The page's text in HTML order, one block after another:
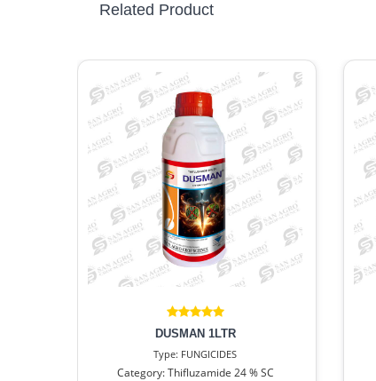
Related Product
DUSMAN 1LTR
Type: FUNGICIDES
Category: Thifluzamide 24 % SC